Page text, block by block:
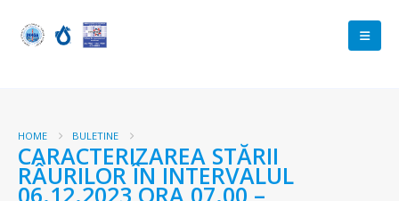
HOME BULETINE
CARACTERIZAREA STĂRII
RÂURILOR ÎN INTERVALUL
06.12.2023 ORA 07.00 –